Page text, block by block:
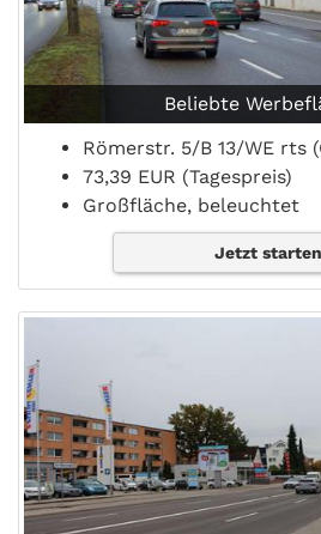
Beliebte
Römerstr. 5/B 13/WE rts
73,39 EUR (Tagespreis)
Großfläche, beleuchtet
Jetzt starten